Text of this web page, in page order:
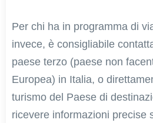
Per chi ha in programma di
invece, è consigliabile
paese terzo (paese non
Europea) in Italia, o
turismo del Paese di
ricevere informazioni precise